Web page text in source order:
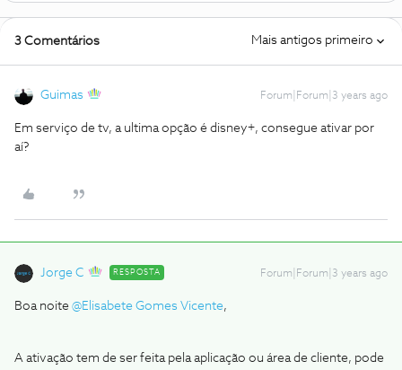
3 Comentários Mais antigos primeiro
Guimas Forum|Forum|3 years ago
Em serviço de tv, a ultima opção é disney+, consegue ativar por
aí?
Jorge C RESPOSTA Forum|Forum|3 years ago
Boa noite @Elisabete Gomes Vicente,
A ativação tem de ser feita pela aplicação ou área de cliente, pode